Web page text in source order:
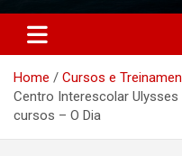
Petróleo e
notícias
petróleo,
emprego,
Home
Cursos e
Centro Interescolar
cursos – O Dia